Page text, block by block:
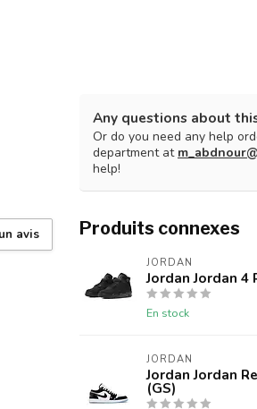
avis
Any questions about
Or do you need any help
department at
help!
Produits connexes
JORDAN
Jordan Jordan 4
En stock
JORDAN
Jordan Jordan
(GS)